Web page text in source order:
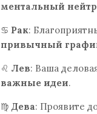
ментальный
♋ Рак:
привычный
♌ Лев: Ваша
важные идеи.
♍ Дева: Проявите